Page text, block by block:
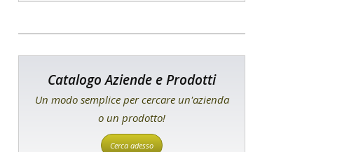
Catalogo Aziende e Prodotti
Un modo semplice per cercare un'azienda
o un prodotto!
Cerca adesso